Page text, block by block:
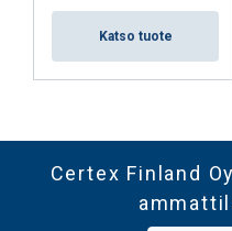
Katso tuote
Certex Finland